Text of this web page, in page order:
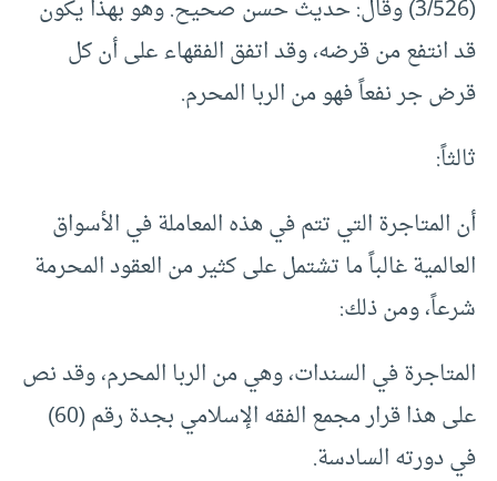
(3/526) وقال: حديث حسن صحيح. وهو بهذا يكون
قد انتفع من قرضه، وقد اتفق الفقهاء على أن كل
قرض جر نفعاً فهو من الربا المحرم.
ثالثاً:
أن المتاجرة التي تتم في هذه المعاملة في الأسواق
العالمية غالباً ما تشتمل على كثير من العقود المحرمة
شرعاً، ومن ذلك:
المتاجرة في السندات، وهي من الربا المحرم، وقد نص
على هذا قرار مجمع الفقه الإسلامي بجدة رقم (60)
في دورته السادسة.